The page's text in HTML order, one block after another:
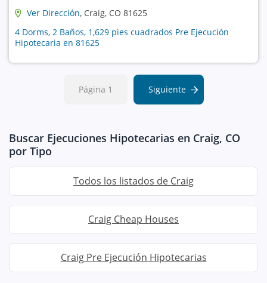
Ver Dirección, Craig, CO 81625
4 Dorms, 2 Baños, 1,629 pies cuadrados Pre Ejecución
Hipotecaria en 81625
Página 1 Siguiente
Buscar Ejecuciones Hipotecarias en Craig, CO
por Tipo
Todos los listados de Craig
Craig Cheap Houses
Craig Pre Ejecución Hipotecarias